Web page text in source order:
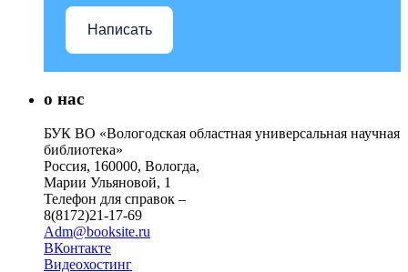
Написать
о нас
БУК ВО «Вологодская областная универсальная научная
библиотека»
Россия, 160000, Вологда,
Марии Ульяновой, 1
Телефон для справок –
8(8172)21-17-69
Adm@booksite.ru
ВКонтакте
Видеохостинг